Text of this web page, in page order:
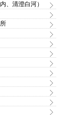
、清澄白河）